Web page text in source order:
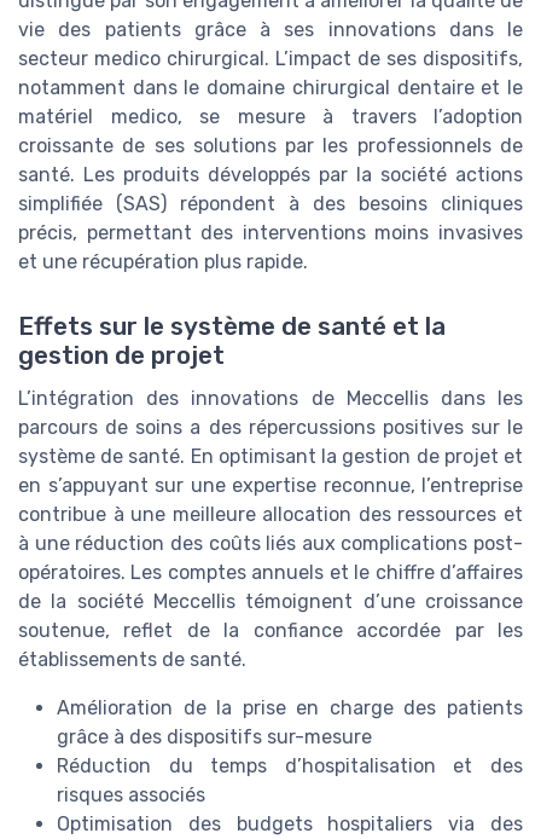
vie des patients grâce à ses innovations dans le
secteur medico chirurgical. L’impact de ses dispositifs,
notamment dans le domaine chirurgical dentaire et le
matériel medico, se mesure à travers l’adoption
croissante de ses solutions par les professionnels de
santé. Les produits développés par la société actions
simplifiée (SAS) répondent à des besoins cliniques
précis, permettant des interventions moins invasives
et une récupération plus rapide.
Effets sur le système de santé et la
gestion de projet
L’intégration des innovations de Meccellis dans les
parcours de soins a des répercussions positives sur le
système de santé. En optimisant la gestion de projet et
en s’appuyant sur une expertise reconnue, l’entreprise
contribue à une meilleure allocation des ressources et
à une réduction des coûts liés aux complications post-
opératoires. Les comptes annuels et le chiffre d’affaires
de la société Meccellis témoignent d’une croissance
soutenue, reflet de la confiance accordée par les
établissements de santé.
Amélioration de la prise en charge des patients
grâce à des dispositifs sur-mesure
Réduction du temps d’hospitalisation et des
risques associés
Optimisation des budgets hospitaliers via des